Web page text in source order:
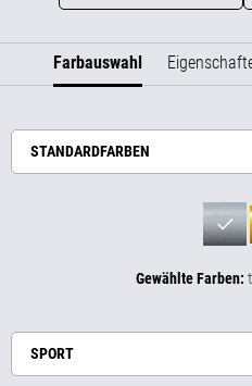
Farbauswahl
STANDARDFARBEN
Gewählte Farben:
SPORT